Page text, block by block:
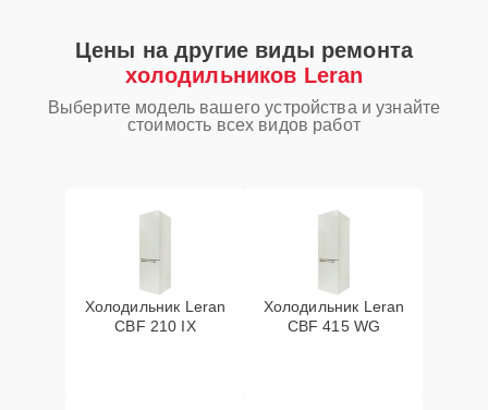
Цены на другие виды ремонта
холодильников Leran
Выберите модель вашего устройства и узнайте
стоимость всех видов работ
Холодильник Leran
CBF 210 IX
Холодильник Leran
CBF 415 WG